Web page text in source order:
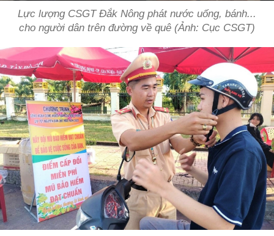
Lực lượng CSGT Đắk Nông phát nước uống, bánh...
cho người dân trên đường về quê (Ảnh: Cục CSGT)